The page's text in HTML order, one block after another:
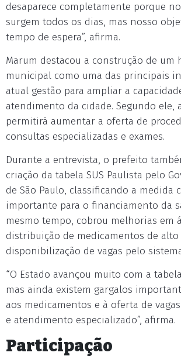
desaparece completamente porque
surgem todos os dias, mas nosso
tempo de espera”, afirma.
Marum destacou a construção de um
municipal como uma das principais
atual gestão para ampliar a
atendimento da cidade. Segundo ele,
permitirá aumentar a oferta de
consultas especializadas e exames.
Durante a entrevista, o prefeito
criação da tabela SUS Paulista pelo
de São Paulo, classificando a medida
importante para o financiamento da
mesmo tempo, cobrou melhorias em
distribuição de medicamentos de alto
disponibilização de vagas pelo
“O Estado avançou muito com a
mas ainda existem gargalos
aos medicamentos e à oferta de
e atendimento especializado”, afirma.
Participação